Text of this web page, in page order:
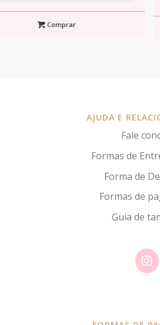
Comprar
AJUDA E
Fale
Formas de
Forma de
Formas de
Guia de